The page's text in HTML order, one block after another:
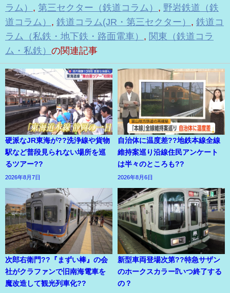
ラム） , 第三セクター（鉄道コラム） , 野岩鉄道（鉄
道コラム） , 鉄道コラム(JR・第三セクター） , 鉄道コ
ラム（私鉄・地下鉄・路面電車） , 関東（鉄道コラ
ム・私鉄） の関連記事
硬派なJR東海が??洗浄線や貨物
駅など普段見られない場所を巡
るツアー??
2026年8月7日
自治体に温度差??地鉄本線全線
維持案巡り沿線住民アンケート
は半々のところも??
2026年8月6日
次郎右衛門??『まずい棒』の会
社がクラファンで旧南海電車を
魔改造して観光列車化??
新型車両登場次第??特急サザン
のホークスカラー⁉いつ終了する
の？